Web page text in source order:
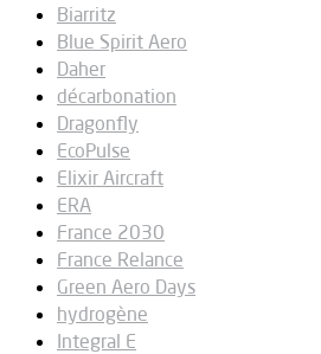
Biarritz
Blue Spirit Aero
Daher
décarbonation
Dragonfly
EcoPulse
Elixir Aircraft
ERA
France 2030
France Relance
Green Aero Days
hydrogène
Integral E